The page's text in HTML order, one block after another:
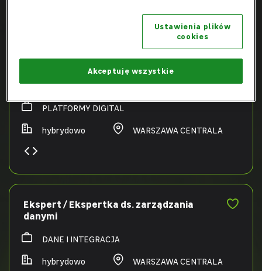
Menedżer / Menedżerka projektów IT
PLATFORMY DIGITAL
hybrydowo WARSZAWA CENTRALA
Ekspert / Ekspertka ds. zarządzania
danymi
DANE I INTEGRACJA
hybrydowo WARSZAWA CENTRALA
Ustawienia plików
cookies
Akceptuję wszystkie